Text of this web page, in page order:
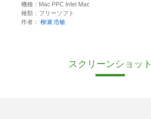
機種：Mac PPC Intel Mac
種類：フリーソフト
作者： 柳瀬 浩敏
スクリーンショット